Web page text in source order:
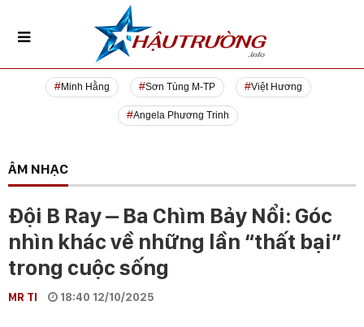
Minh Hằng Sơn Tùng M-TP Việt Hương
Angela Phương Trinh
ÂM NHẠC
Đội B Ray – Ba Chìm Bảy Nổi: Góc
nhìn khác về những lần “thất bại”
trong cuộc sống
MR TI 18:40 12/10/2025